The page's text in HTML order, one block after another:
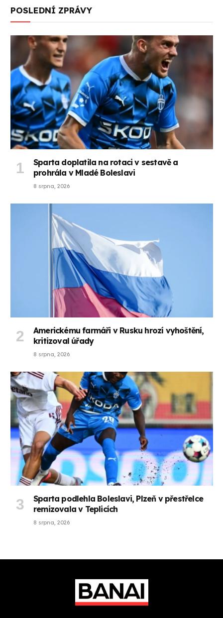
POSLEDNÍ ZPRÁVY
Sparta doplatila na rotaci v sestavě a
prohrála v Mladé Boleslavi
8 srpna, 2026
Americkému farmáři v Rusku hrozí vyhoštění,
kritizoval úřady
8 srpna, 2026
Sparta podlehla Boleslavi, Plzeň v přestřelce
remizovala v Teplicích
8 srpna, 2026